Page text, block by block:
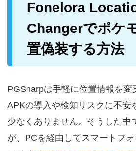
Fonelora
Changerでポケ
置偽装する方法
PGSharpは手軽に位置情報を変
APKの導入や検知リスクに不安
少なくありません。そうした中
が、PCを経由してスマートフ